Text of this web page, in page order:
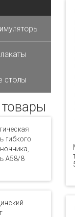
столы
гибкого
A58/8